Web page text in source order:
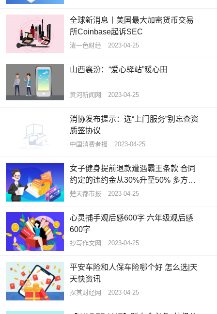
全球新消息丨美国最大加密货币交易
所Coinbase起诉SEC
清一色财经 2023-04-25
山西襄汾：“爱心驿站”暖心田
黄河新闻网 2023-04-25
消协发布提示：选“上门服务”别忘查资
质签协议
中国消费者报 2023-04-25
女子健身提前退款遭遇霸王条款 合同
约定的违约金从30%升至50% 多方调
解终解决问题_当前播报
楚天都市报 2023-04-25
心灵捕手观后感600字 六年级观后感
600字
抄写作文网 2023-04-25
平安车险和人保车险哪个好 怎么选|天
天快资讯
探其财经网 2023-04-25